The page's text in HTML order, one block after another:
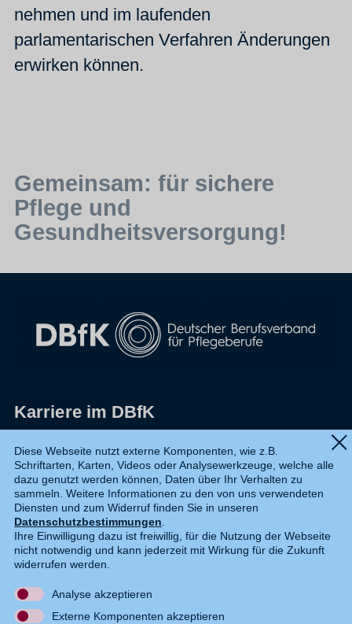
nehmen und im laufenden
parlamentarischen Verfahren Änderungen
erwirken können.
Gemeinsam: für sichere
Pflege und
Gesundheitsversorgung!
Karriere im DBfK
Datenschutz
Shop
Widerruf
Kontakt
DE EN
Diese Webseite nutzt externe Komponenten, wie z.B.
Schriftarten, Karten, Videos oder Analysewerkzeuge, welche alle
dazu genutzt werden können, Daten über Ihr Verhalten zu
sammeln. Weitere Informationen zu den von uns verwendeten
Diensten und zum Widerruf finden Sie in unseren
Datenschutzbestimmungen.
Ihre Einwilligung dazu ist freiwillig, für die Nutzung der Webseite
nicht notwendig und kann jederzeit mit Wirkung für die Zukunft
widerrufen werden.
Analyse akzeptieren
Externe Komponenten akzeptieren